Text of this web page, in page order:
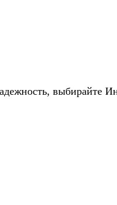
выбирайте